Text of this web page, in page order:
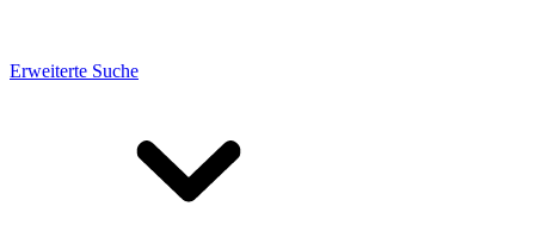
Erweiterte Suche